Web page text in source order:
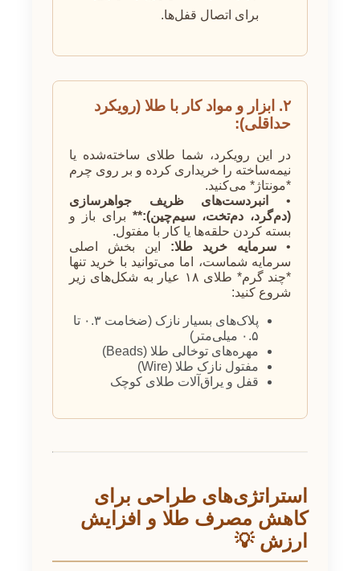
برای اتصال قفل‌ها.
۲. ابزار و مواد کار با طلا (رویکرد
حداقلی):
در این رویکرد، شما طلای ساخته‌شده یا
نیمه‌ساخته را خریداری کرده و بر روی چرم
*مونتاژ* می‌کنید.
•
انبردست‌های ظریف جواهرسازی
(دم‌گرد، دم‌تخت، سیم‌چین):** برای باز و
بسته کردن حلقه‌ها یا کار با مفتول.
• سرمایه خرید طلا: این بخش اصلی
سرمایه شماست، اما می‌توانید با خرید تنها
*چند گرم* طلای ۱۸ عیار به شکل‌های زیر
شروع کنید:
پلاک‌های بسیار نازک (ضخامت ۰.۳ تا
۰.۵ میلی‌متر)
مهره‌های توخالی طلا (Beads)
مفتول نازک طلا (Wire)
قفل و یراق‌آلات طلای کوچک
استراتژی‌های طراحی برای
کاهش مصرف طلا و افزایش
ارزش 💡